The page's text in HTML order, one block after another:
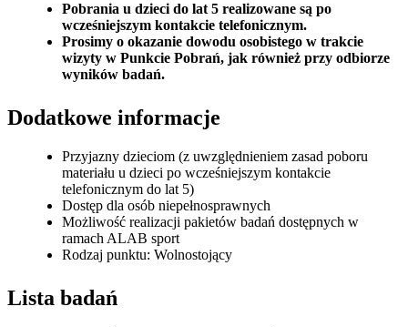
Pobrania u dzieci do lat 5 realizowane są po
wcześniejszym kontakcie telefonicznym.
Prosimy o okazanie dowodu osobistego w trakcie
wizyty w Punkcie Pobrań, jak również przy odbiorze
wyników badań.
Dodatkowe informacje
Przyjazny dzieciom (z uwzględnieniem zasad poboru
materiału u dzieci po wcześniejszym kontakcie
telefonicznym do lat 5)
Dostęp dla osób niepełnosprawnych
Możliwość realizacji pakietów badań dostępnych w
ramach ALAB sport
Rodzaj punktu: Wolnostojący
Lista badań